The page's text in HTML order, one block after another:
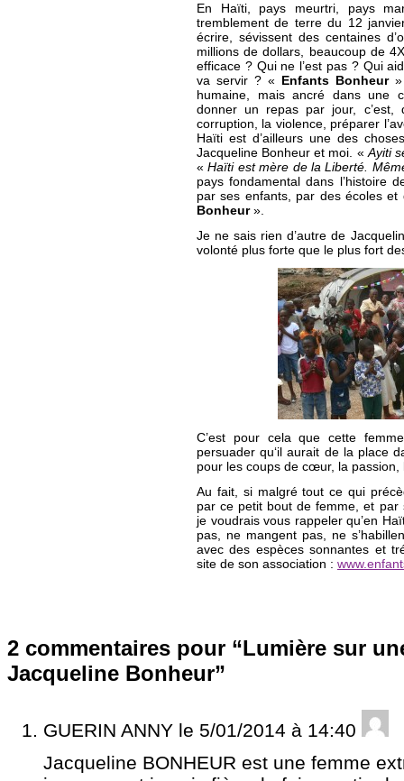
En Haïti, pays meurtri, pays
tremblement de terre du 12
écrire, sévissent des centaines
millions de dollars, beaucoup de
efficace ? Qui ne l’est pas ? Qui
va servir ? « Enfants Bonheur
humaine, mais ancré dans une
donner un repas par jour, c’est,
corruption, la violence, préparer
Haïti est d’ailleurs une des
Jacqueline Bonheur et moi. « Ayiti
«Haïti est mère de la Liberté.
pays fondamental dans l’histoire
par ses enfants, par des écoles
Bonheur».
Je ne sais rien d’autre de
volonté plus forte que le plus fort
C’est pour cela que cette
persuader qu‘il aurait de la place
pour les coups de cœur, la passion,
Au fait, si malgré tout ce qui
par ce petit bout de femme, et
je voudrais vous rappeler qu’en
pas, ne mangent pas, ne
avec des espèces sonnantes et
site de son association :
2 commentaires pour “Lumière sur
Jacqueline Bonheur”
GUERIN ANNY le 5/01/2014 à 14:40
Jacqueline BONHEUR est une femme